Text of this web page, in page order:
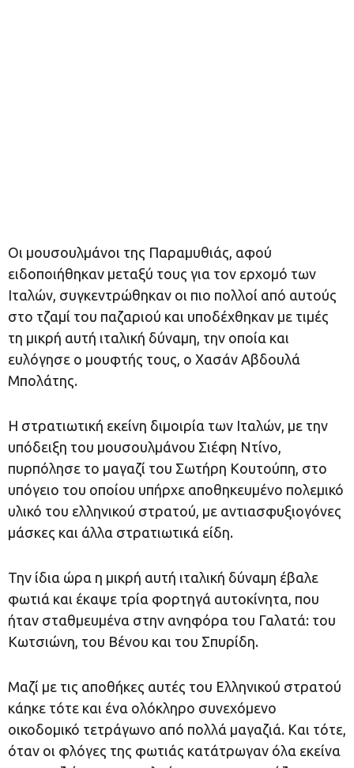
Οι μουσουλμάνοι της Παραμυθιάς, αφού
ειδοποιήθηκαν μεταξύ τους για τον ερχομό των
Ιταλών, συγκεντρώθηκαν οι πιο πολλοί από αυτούς
στο τζαμί του παζαριού και υποδέχθηκαν με τιμές
τη μικρή αυτή ιταλική δύναμη, την οποία και
ευλόγησε ο μουφτής τους, ο Χασάν Αβδουλά
Μπολάτης.
Η στρατιωτική εκείνη διμοιρία των Ιταλών, με την
υπόδειξη του μουσουλμάνου Σιέφη Ντίνο,
πυρπόλησε το μαγαζί του Σωτήρη Κουτούπη, στο
υπόγειο του οποίου υπήρχε αποθηκευμένο πολεμικό
υλικό του ελληνικού στρατού, με αντιασφυξιογόνες
μάσκες και άλλα στρατιωτικά είδη.
Την ίδια ώρα η μικρή αυτή ιταλική δύναμη έβαλε
φωτιά και έκαψε τρία φορτηγά αυτοκίνητα, που
ήταν σταθμευμένα στην ανηφόρα του Γαλατά: του
Κωτσιώνη, του Βένου και του Σπυρίδη.
Μαζί με τις αποθήκες αυτές του Ελληνικού στρατού
κάηκε τότε και ένα ολόκληρο συνεχόμενο
οικοδομικό τετράγωνο από πολλά μαγαζιά. Και τότε,
όταν οι φλόγες της φωτιάς κατάτρωγαν όλα εκείνα